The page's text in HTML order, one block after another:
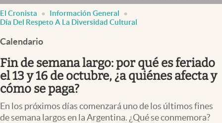
Mercados Online
Otras secciones
Apertura
Infotechnology
El Cronista
Información General
Día Del Respeto A La Diversidad Cultural
Calendario
Fin de semana largo: por qué es feriado
el 13 y 16 de octubre, ¿a quiénes afecta y
cómo se paga?
En los próximos días comenzará uno de los últimos fines
de semana largos en la Argentina. ¿Qué se conmemora?